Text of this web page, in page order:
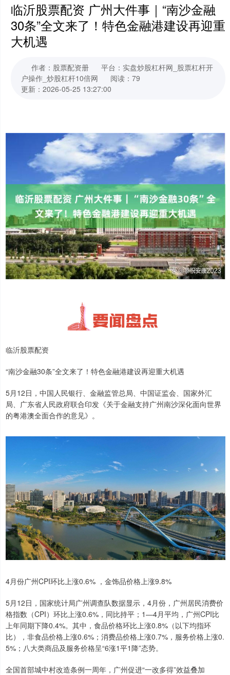
临沂股票配资 广州大件事｜“南沙金融
30条”全文来了！特色金融港建设再迎重
大机遇
作者：股票配资册
平台：实盘炒股杠杆网_股票杠杆开
户操作_炒股杠杆10倍网
阅读：79
更新：2026-05-25 13:27:00
临沂股票配资
“南沙金融30条”全文来了！特色金融港建设再迎重大机遇
5月12日，中国人民银行、金融监管总局、中国证监会、国家外汇
局、广东省人民政府联合印发《关于金融支持广州南沙深化面向世界
的粤港澳全面合作的意见》。
4月份广州CPI环比上涨0.6% ，金饰品价格上涨9.8%
5月12日，国家统计局广州调查队数据显示，4月份，广州居民消费价
格指数（CPI）环比上涨0.6%，同比持平；1—4月平均，广州CPI比
上年同期下降0.4%。其中，食品价格环比上涨0.8%（以下均指环
比），非食品价格上涨0.6%；消费品价格上涨0.7%，服务价格上涨0.
5%；八大类商品及服务价格呈“6涨1平1降”态势。
全国首部城中村改造条例一周年，广州促进“一改多得”效益叠加